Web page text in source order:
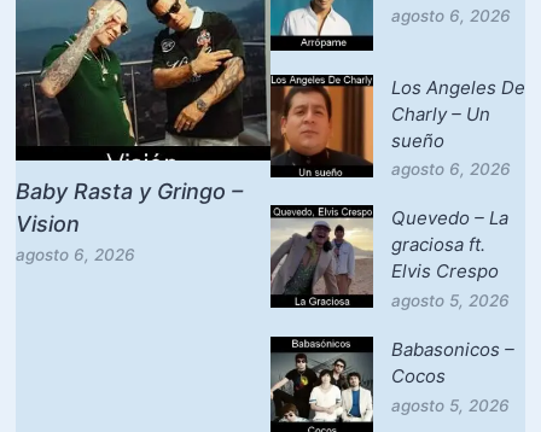
Baby Rasta y Gringo –
Vision
agosto 6, 2026
agosto 6, 2026
Los Angeles De
Charly – Un
sueño
agosto 6, 2026
Quevedo – La
graciosa ft.
Elvis Crespo
agosto 5, 2026
Babasonicos –
Cocos
agosto 5, 2026